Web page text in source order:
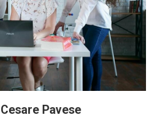
Pavese